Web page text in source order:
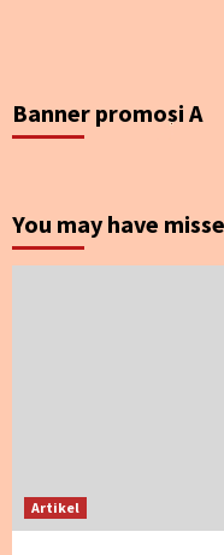
Banner promosi A
You may have
Artikel